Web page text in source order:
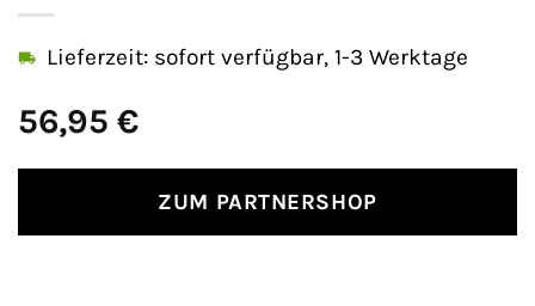
56,95 €
Lieferzeit: sofort verfügbar, 1-3 Werktage
ZUM PARTNERSHOP